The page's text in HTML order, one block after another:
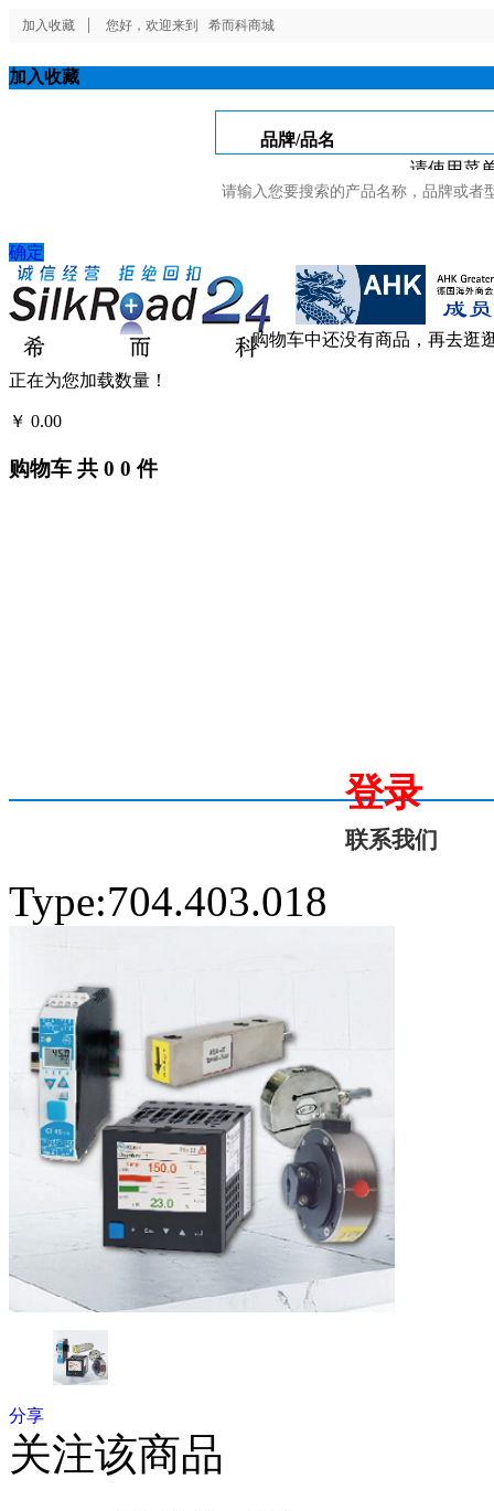
加入收藏 您好，欢迎来到 希而科商城
加入收藏
请使用菜
确定
购物车中还没有商品，再去逛
正在为您加载数量！
￥ 0.00
购物车 共 0 0 件
品牌/品名
登录
联系我们
Type:704.403.018
分享
关注该商品